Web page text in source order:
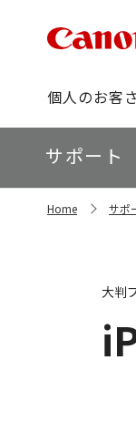
グ
ロ
ー
バ
ビ
個人のお客
ロ
ー
カ
ル
サポート
Home サポ
大判